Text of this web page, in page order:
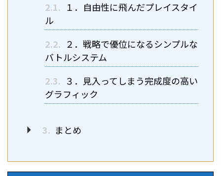
2.1. １．自由性に飛んだプレイスタイ
ル
2.2. ２．戦略で優位になるシンプルな
バトルシステム
2.3. ３．見入ってしまう完成度の高い
グラフィック
3. まとめ